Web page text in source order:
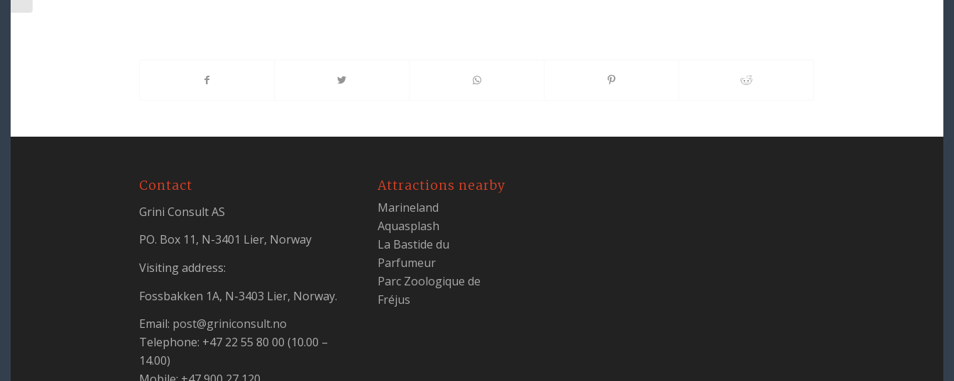
Contact
Grini Consult AS
PO. Box 11, N-3401 Lier, Norway
Visiting address:
Fossbakken 1A, N-3403 Lier, Norway.
Email: post@griniconsult.no
Telephone: +47 22 55 80 00 (10.00 –
14.00)
Attractions nearby
Marineland
Aquasplash
La Bastide du
Parfumeur
Parc Zoologique de
Fréjus